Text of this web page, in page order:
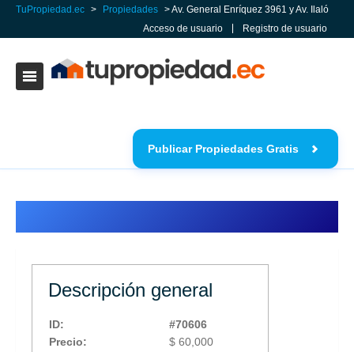
TuPropiedad.ec > Propiedades > Av. General Enríquez 3961 y Av. Ilaló
Acceso de usuario
Registro de usuario
Publicar Propiedades Gratis
Descripción general
ID:
#70606
Precio:
$ 60,000